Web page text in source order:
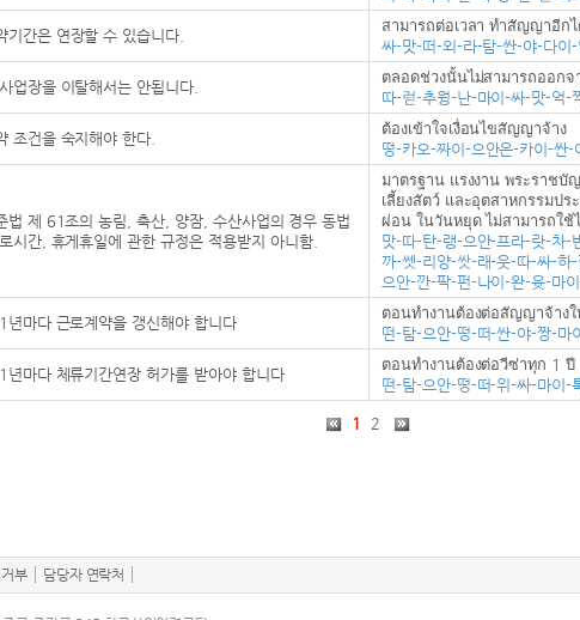
기간은 연장할 수 있습니다.
สามารถต่อเวลา ทำสัญญาอีก
싸-맛-떠-외-라-탐-싼-야-다이-
업장을 이탈해서는 안됩니다.
ตลอดช่วงนั้นไม่สามารถออกจ
따-럳-추웡-난-마이-싸-맛-억-
조건을 숙지해야 한다.
ต้องเข้าใจเงื่อนไขสัญญาจ้าง
떵-카오-짜이-으안은-카이-싼-
법 제 61조의 농림, 축산, 양잠, 수산사업의 경우 동법
시간, 휴게휴일에 관한 규정은 적용받지 아니함.
มาตรฐาน แรงงาน พระราชบั
เลี้ยงสัตว์ และอุตสาหกรรมปร
ผ่อน ในวันหยุด ไม่สามารถใช้
맛-따-탄-랭-으안-프라-랏-차-
까-쎗-리양-쌋-래-웃-따-싸-하
으안-깐-팍-펀-나이-완-윳-마
년마다 근로계약을 갱신해야 합니다
ตอนทำงานต้องต่อสัญญาจ้าง
떤-탐-으안-떵-떠-싼-야-짱-마
년마다 체류기간연장 허가를 받아야 합니다
ตอนทำงานต้องต่อวีซ่าทุก 1 ปี
떤-탐-으안-떵-떠-위-싸-마이-
1 2
부 담당자 연락처